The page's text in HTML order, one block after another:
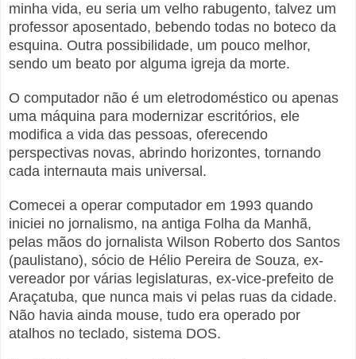
minha vida, eu seria um velho rabugento, talvez um
professor aposentado, bebendo todas no boteco da
esquina. Outra possibilidade, um pouco melhor,
sendo um beato por alguma igreja da morte.
O computador não é um eletrodoméstico ou apenas
uma máquina para modernizar escritórios, ele
modifica a vida das pessoas, oferecendo
perspectivas novas, abrindo horizontes, tornando
cada internauta mais universal.
Comecei a operar computador em 1993 quando
iniciei no jornalismo, na antiga Folha da Manhã,
pelas mãos do jornalista Wilson Roberto dos Santos
(paulistano), sócio de Hélio Pereira de Souza, ex-
vereador por várias legislaturas, ex-vice-prefeito de
Araçatuba, que nunca mais vi pelas ruas da cidade.
Não havia ainda mouse, tudo era operado por
atalhos no teclado, sistema DOS.